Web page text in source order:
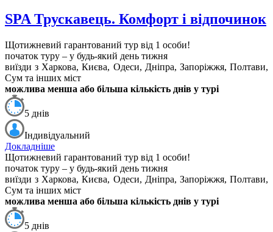
SPA Трускавець. Комфорт і відпочинок
Щотижневий гарантований тур від 1 особи!
початок туру – у будь-який день тижня
виїзди з Харкова, Києва, Одеси, Дніпра, Запоріжжя, Полтави,
Сум та інших міст
можлива менша або більша кількість днів у турі
5 днів
Індивідуальний
Докладніше
Щотижневий гарантований тур від 1 особи!
початок туру – у будь-який день тижня
виїзди з Харкова, Києва, Одеси, Дніпра, Запоріжжя, Полтави,
Сум та інших міст
можлива менша або більша кількість днів у турі
5 днів